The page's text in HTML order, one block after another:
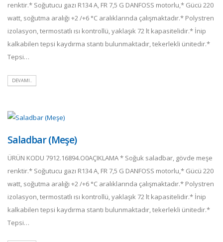
renktir.* Soğutucu gazı R134 A, FR 7,5 G DANFOSS motorlu,* Gücü 220
watt, soğutma aralığı +2 /+6 °C aralıklarında çalışmaktadır.* Polystren
izolasyon, termostatlı ısı kontrollü, yaklaşık 72 lt kapasitelidir.* İnip
kalkabilen tepsi kaydırma stantı bulunmaktadır, tekerlekli ünitedir.*
Tepsi…
DEVAMI..
Saladbar (Meşe)
ÜRÜN KODU 7912.16894.O0AÇIKLAMA * Soğuk saladbar, gövde meşe
renktir.* Soğutucu gazı R134 A, FR 7,5 G DANFOSS motorlu,* Gücü 220
watt, soğutma aralığı +2 /+6 °C aralıklarında çalışmaktadır.* Polystren
izolasyon, termostatlı ısı kontrollü, yaklaşık 72 lt kapasitelidir.* İnip
kalkabilen tepsi kaydırma stantı bulunmaktadır, tekerlekli ünitedir.*
Tepsi…